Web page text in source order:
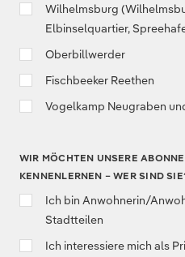
Wilhelmsburg
Elbinselquartier,
Oberbillwerder
Fischbeeker Reethen
Vogelkamp Neugraben
WIR MÖCHTEN UNSERE
KENNENLERNEN – WER SIND
Ich bin Anwohnerin/
Stadtteilen
Ich interessiere mich als